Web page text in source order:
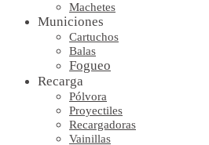
Machetes
Municiones
Cartuchos
Balas
Fogueo
Recarga
Pólvora
Proyectiles
Recargadoras
Vainillas